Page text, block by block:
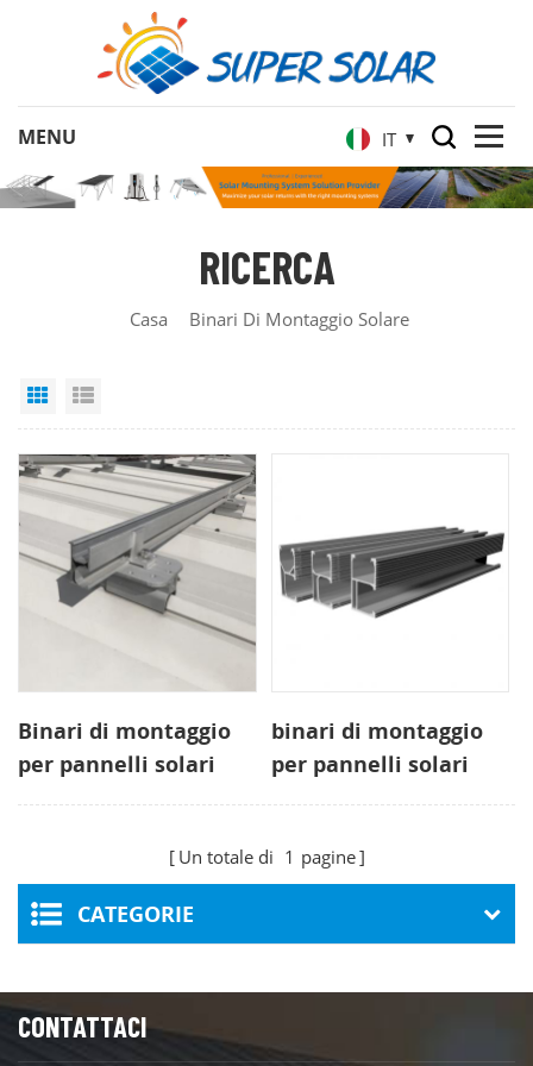
IT
RICERCA
Casa Binari Di Montaggio Solare
Grid View
Binari di montaggio
per pannelli solari
binari di montaggio
per pannelli solari
Un totale di 1 pagine
CATEGORIE
CONTATTACI